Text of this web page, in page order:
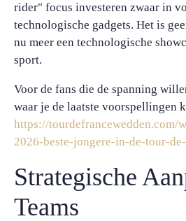
rider" focus investeren zwaar in
technologische gadgets. Het is
nu meer een technologische
sport.
Voor de fans die de spanning
waar je de laatste voorspellingen
https://
2026-beste-jongere-in-de-tour-
Strategische
Teams